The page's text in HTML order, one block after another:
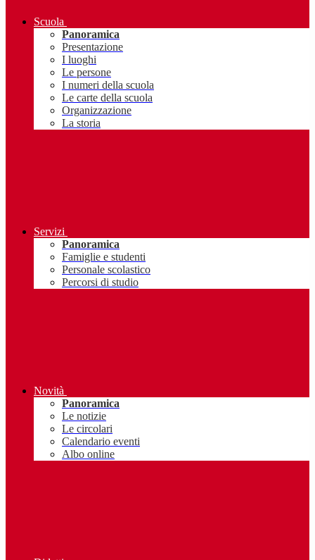
Scuola
Panoramica
Presentazione
I luoghi
Le persone
I numeri della scuola
Le carte della scuola
Organizzazione
La storia
Servizi
Panoramica
Famiglie e studenti
Personale scolastico
Percorsi di studio
Novità
Panoramica
Le notizie
Le circolari
Calendario eventi
Albo online